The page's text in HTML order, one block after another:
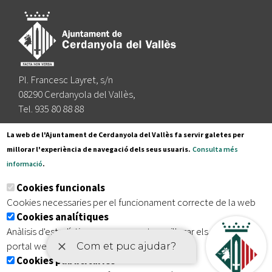
Pl. Francesc Layret, s/n
08290 Cerdanyola del Vallès,
Tel. 935 80 88 88
Segueix-nos a:
Subscriu-te al nostre butlletí
Inici | Avís legal | Protecció de dades Mapa del lloc
| Accessibilitat
La web de l'Ajuntament de Cerdanyola del Vallès fa servir galetes per
millorar l'experiència de navegació dels seus usuaris. Consulta més
informació.
Cookies funcionals
Cookies necessaries per el funcionament correcte de la web
Cookies analítiques
Anàlisis d'estadístiques que permeten millorar els serveis del
portal web
Cookies publicitàries